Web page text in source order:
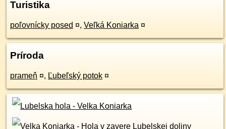
Turistika
poľovnícky posed ¤, Veľká Koniarka ¤
Príroda
prameň ¤, Ľubeľský potok ¤